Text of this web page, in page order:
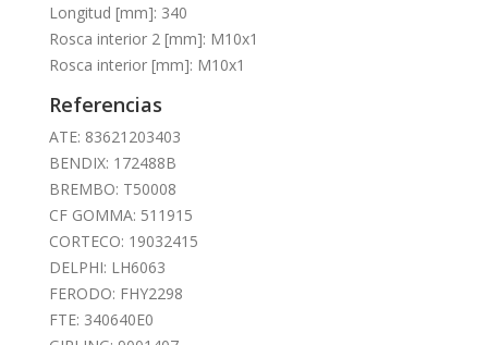
Longitud [mm]: 340
Rosca interior 2 [mm]: M10x1
Rosca interior [mm]: M10x1
Referencias
ATE: 83621203403
BENDIX: 172488B
BREMBO: T50008
CF GOMMA: 511915
CORTECO: 19032415
DELPHI: LH6063
FERODO: FHY2298
FTE: 340640E0